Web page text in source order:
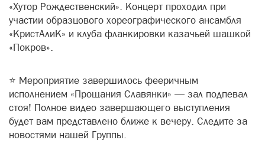
«Хутор Рождественский». Концерт проходил при
участии образцового хореографического ансамбля
«КристАлиК» и клуба фланкировки казачьей шашкой
«Покров».
⭐ Мероприятие завершилось фееричным
исполнением «Прощания Славянки» — зал подпевал
стоя! Полное видео завершающего выступления
будет вам представлено ближе к вечеру. Следите за
новостями нашей Группы.